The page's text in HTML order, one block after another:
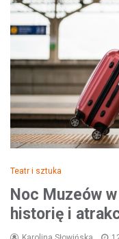
Teatr i sztuka
Noc Muzeów
historię i